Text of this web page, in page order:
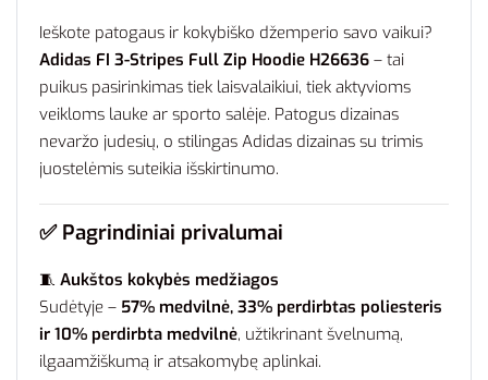
Ieškote patogaus ir kokybiško džemperio savo vaikui?
Adidas FI 3-Stripes Full Zip Hoodie H26636 – tai
puikus pasirinkimas tiek laisvalaikiui, tiek aktyvioms
veikloms lauke ar sporto salėje. Patogus dizainas
nevaržo judesių, o stilingas Adidas dizainas su trimis
juostelėmis suteikia išskirtinumo.
✅ Pagrindiniai privalumai
🧵 Aukštos kokybės medžiagos
Sudėtyje – 57% medvilnė, 33% perdirbtas poliesteris
ir 10% perdirbta medvilnė, užtikrinant švelnumą,
ilgaamžiškumą ir atsakomybę aplinkai.